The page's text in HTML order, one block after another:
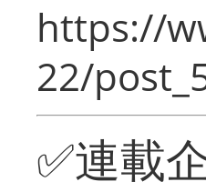
https://
22/
✅連載